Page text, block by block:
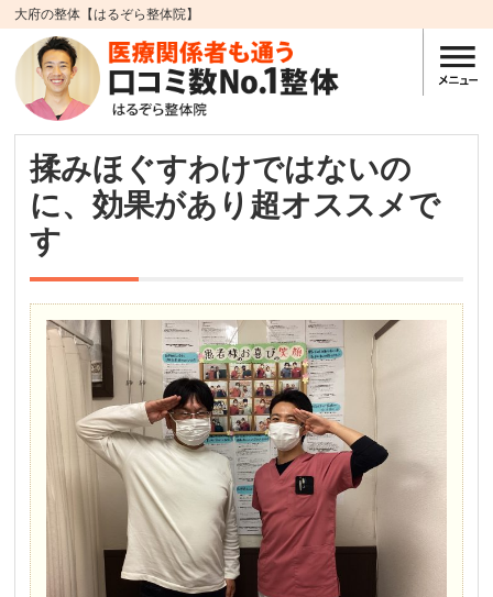
大府の整体【はるぞら整体院】
揉みほぐすわけではないの
に、効果があり超オススメで
す